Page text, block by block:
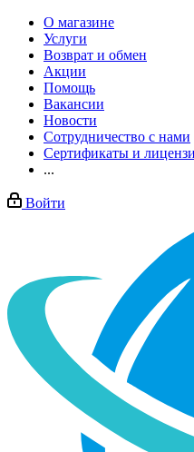
О магазине
Услуги
Возврат и обмен
Акции
Помощь
Вакансии
Новости
Сотрудничество с нами
Сертификаты и
...
Войти